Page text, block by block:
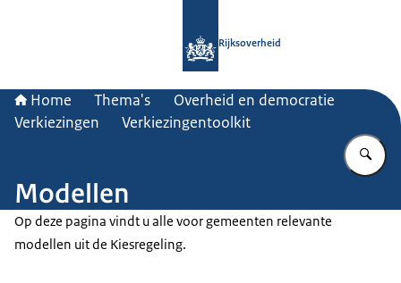
Rijksoverheid
Home Thema's
Overheid en democratie
Verkiezingen
Verkiezingentoolkit
Modellen
Op deze pagina vindt u alle voor gemeenten relevante
modellen uit de Kiesregeling.